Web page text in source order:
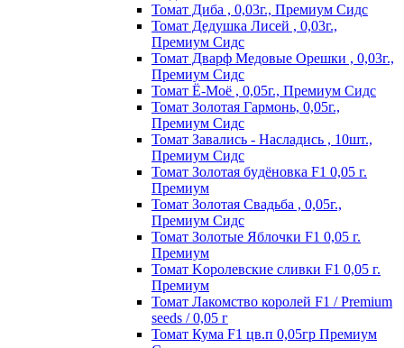
Томат Диба , 0,03г., Премиум Сидс
Томат Дедушка Лисей , 0,03г.,
Премиум Сидс
Томат Дварф Медовые Орешки , 0,03г.,
Премиум Сидс
Томат Ё-Моё , 0,05г., Премиум Сидс
Томат Золотая Гармонь, 0,05г.,
Премиум Сидс
Томат Завались - Насладись , 10шт.,
Премиум Сидс
Томат Зoлoтaя бyдёнoвкa F1 0,05 г.
Пpeмиyм
Томат Золотая Свадьба , 0,05г.,
Премиум Сидс
Томат Зoлoтыe Яблoчки F1 0,05 г.
Пpeмиyм
Томат Kopoлeвcкиe cливки F1 0,05 г.
Пpeмиyм
Томат Лакомство королей F1 / Premium
seeds / 0,05 г
Томат Кума F1 цв.п 0,05гр Премиум